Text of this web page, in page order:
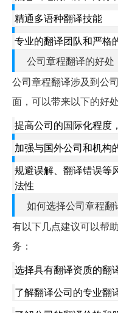
精通多语种翻译技能
专业的翻译团队和严格
公司章程翻译的好处
公司章程翻译涉及到公
面，可以带来以下的好处
提高公司的国际化程度
加强与国外公司和机构
规避误解、翻译错误等
法性
如何选择公司章程翻
有以下几点建议可以帮
务：
选择具有翻译资质的翻
了解翻译公司的专业翻